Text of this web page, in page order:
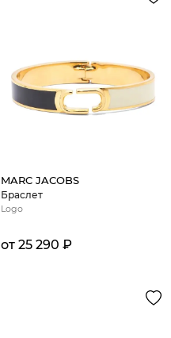
MARC JACOBS
Браслет
Logo
от 25 290 ₽